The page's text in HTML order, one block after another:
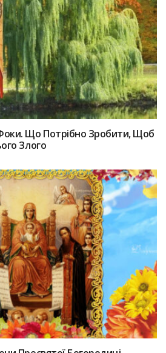
Що Потрібно Зробити, Щоб
Злого